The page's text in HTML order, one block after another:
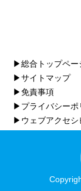
▶総合トップペー
▶サイトマップ
▶免責事項
▶プライバシーポ
▶ウェブアクセシ